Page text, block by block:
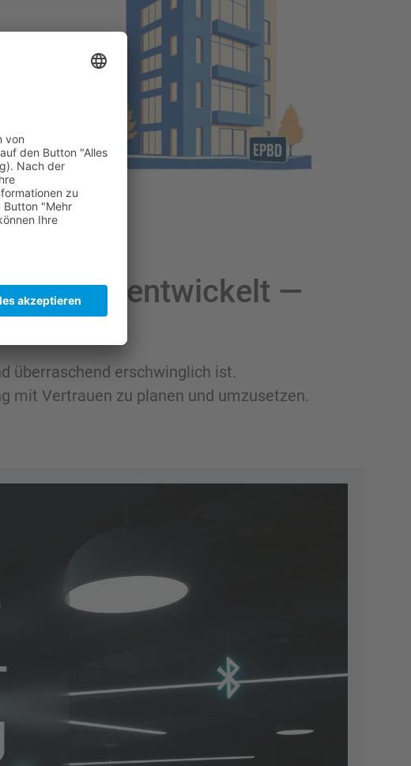
entwickelt —
überraschend erschwinglich ist.
mit Vertrauen zu planen und umzusetzen.